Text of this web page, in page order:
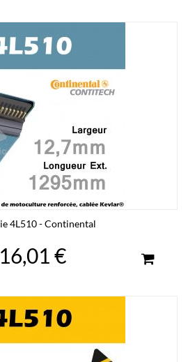
4L510 - Continental
16,01 €